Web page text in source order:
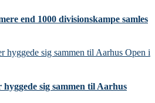
end 1000 divisionskampe samles
sig sammen til Aarhus